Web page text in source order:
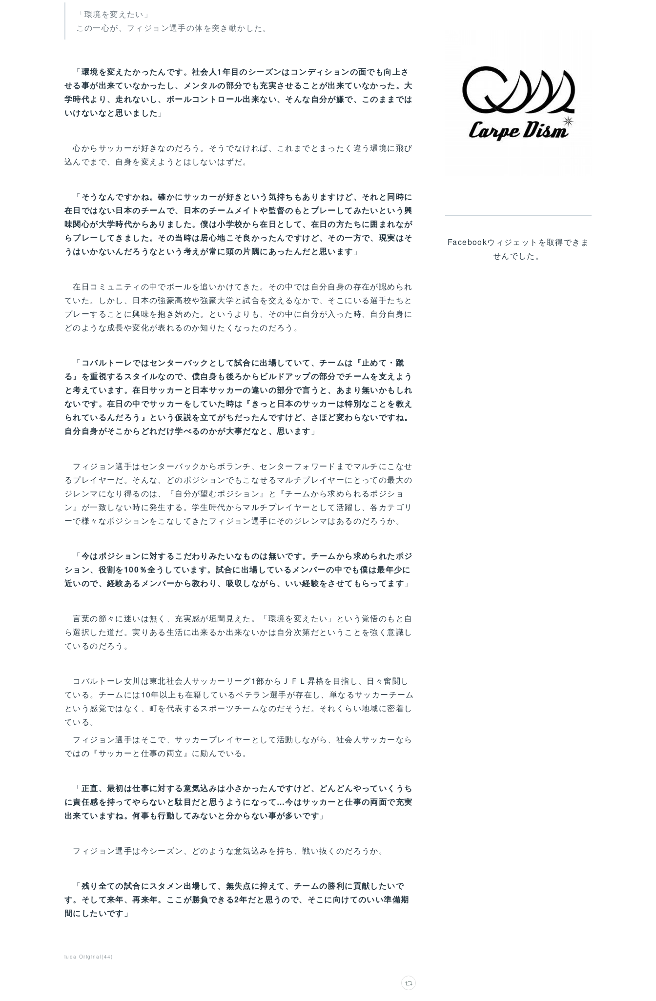
「環境を変えたい」
この一心が、フィジョン選手の体を突き動かした。
「環境を変えたかったんです。社会人1年目のシーズンはコンディションの面でも向上さ
せる事が出来ていなかったし、メンタルの部分でも充実させることが出来ていなかった。大
学時代より、走れないし、ボールコントロール出来ない、そんな自分が嫌で、このままでは
いけないなと思いました 」
心からサッカーが好きなのだろう。そうでなければ、これまでとまったく違う環境に飛び
込んでまで、自身を変えようとはしないはずだ。
「そうなんですかね。確かにサッカーが好きという気持ちもありますけど、それと同時に
在日ではない日本のチームで、日本のチームメイトや監督のもとプレーしてみたいという興
味関心が大学時代からありました。僕は小学校から在日として、在日の方たちに囲まれなが
らプレーしてきました。その当時は居心地こそ良かったんですけど、その一方で、現実はそ
うはいかないんだろうなという考えが常に頭の片隅にあったんだと思います 」
在日コミュニティの中でボールを追いかけてきた。その中では自分自身の存在が認められ
ていた。しかし、日本の強豪高校や強豪大学と試合を交えるなかで、そこにいる選手たちと
プレーすることに興味を抱き始めた。というよりも、その中に自分が入った時、自分自身に
どのような成長や変化が表れるのか知りたくなったのだろう。
「 コバルトーレではセンターバックとして試合に出場していて、チームは『止めて・蹴
る』を重視するスタイルなので、僕自身も後ろからビルドアップの部分でチームを支えよう
と考えています。在日サッカーと日本サッカーの違いの部分で言うと、あまり無いかもしれ
ないです。在日の中でサッカーをしていた時は『きっと日本のサッカーは特別なことを教え
られているんだろう』という仮説を立てがちだったんですけど、さほど変わらないですね。
自分自身がそこからどれだけ学べるのかが大事だなと、思います 」
フィジョン選手はセンターバックからボランチ、センターフォワードまでマルチにこなせ
るプレイヤーだ。そんな、どのポジションでもこなせるマルチプレイヤーにとっての最大の
ジレンマになり得るのは、『自分が望むポジション』と『チームから求められるポジショ
ン』が一致しない時に発生する。学生時代からマルチプレイヤーとして活躍し、各カテゴリ
ーで様々なポジションをこなしてきたフィジョン選手にそのジレンマはあるのだろうか。
「今はポジションに対するこだわりみたいなものは無いです。チームから求められたポジ
ション、役割を100％全うしています。試合に出場しているメンバーの中でも僕は最年少に
近いので、経験あるメンバーから教わり、吸収しながら、いい経験をさせてもらってます 」
言葉の節々に迷いは無く、充実感が垣間見えた。「環境を変えたい」という覚悟のもと自
ら選択した道だ。実りある生活に出来るか出来ないかは自分次第だということを強く意識し
ているのだろう。
コバルトーレ女川は東北社会人サッカーリーグ1部からＪＦＬ昇格を目指し、日々奮闘し
ている。チームには10年以上も在籍しているベテラン選手が存在し、単なるサッカーチーム
という感覚ではなく、町を代表するスポーツチームなのだそうだ。それくらい地域に密着し
ている。
フィジョン選手はそこで、サッカープレイヤーとして活動しながら、社会人サッカーなら
ではの『サッカーと仕事の両立』に励んでいる。
「正直、最初は仕事に対する意気込みは小さかったんですけど、どんどんやっていくうち
に責任感を持ってやらないと駄目だと思うようになって…今はサッカーと仕事の両面で充実
出来ていますね。何事も行動してみないと分からない事が多いです 」
フィジョン選手は今シーズン、どのような意気込みを持ち、戦い抜くのだろうか。
「残り全ての試合にスタメン出場して、無失点に抑えて、チームの勝利に貢献したいで
す。そして来年、再来年。ここが勝負できる2年だと思うので、そこに向けてのいい準備期
間にしたいです」
iuda Original(44)
Facebookウィジェットを取得できま
せんでした。